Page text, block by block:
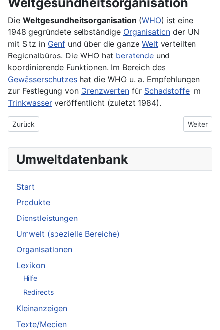
Weltgesundheitsorganisation
Die Weltgesundheitsorganisation (WHO) ist eine
1948 gegründete selbständige Organisation der UN
mit Sitz in Genf und über die ganze Welt verteilten
Regionalbüros. Die WHO hat beratende und
koordinierende Funktionen. Im Bereich des
Gewässerschutzes hat die WHO u. a. Empfehlungen
zur Festlegung von Grenzwerten für Schadstoffe im
Trinkwasser veröffentlicht (zuletzt 1984).
Vorheriger Beitrag: Weltbank
Zurück Nächster
Weiter
Umweltdatenbank
Start
Produkte
Dienstleistungen
Umwelt (spezielle Bereiche)
Organisationen
Lexikon
Hilfe
Redirects
Kleinanzeigen
Texte/Medien